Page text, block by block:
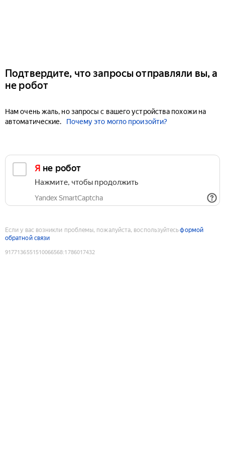
Подтвердите, что запросы отправляли вы, а
не робот
Нам очень жаль, но запросы с вашего устройства похожи на
автоматические.
Почему это могло произойти?
Я не робот
Нажмите, чтобы продолжить
Yandex SmartCaptcha
Если у вас возникли проблемы, пожалуйста, воспользуйтесьформой
обратной связи
9177136551510066568:1786017432